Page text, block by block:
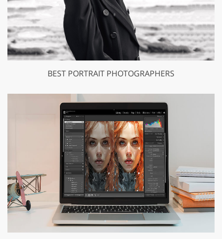
BEST PORTRAIT PHOTOGRAPHERS